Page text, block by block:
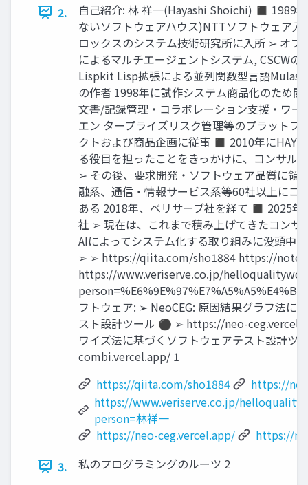
2.
自己紹介: 林 祥一(Hayashi Shoichi) ◼ 1989
ないソフトウェアハウス)NTTソフトウェア
ロックスのシステム技術研究所に入所 ➢ オブ
によるマルチエージェントシステム, CSCW
Lispkit Lisp拡張による並列関数型言語
の作者 1998年に試作システム商品化のため
文書/記録管理・コラボレーション支援・ワー
エン タープライズリスク管理等のプラットフ
クトおよび商品企画に従事 ◼ 2010年に
る役目を担ったことをきっかけに、コンサル
➢ その後、要求開発・ソフトウェア品質に領
融系、通信・情報サービス系等60社以上にコ
ある 2018年、ベリサーブ社を経て ◼ 2025年
社 ➢ 現在は、これまで積み上げてきたコンサ
AIによってシステム化する取り組みに没頭
➢ ➢ https://qiita.com/sho1884 https://
https://www.veriserve.co.jp/
フトウェア: ➢ NeoCEG: 原因結果グラフ法に
スト設計ツール ⚫ ➢ https://neo-
ワイズ法に基づくソフトウェアテスト設計
combi.vercel.app/ 1
https://qiita.com/sho1884
https://
https://www.veriserve.co.jp/
person=林祥一
https://neo-ceg.vercel.app/
https://
3.
私のプログラミングのルーツ 2